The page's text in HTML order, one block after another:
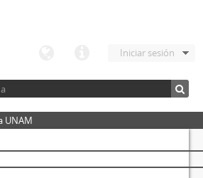
Iniciar sesión
UNAM